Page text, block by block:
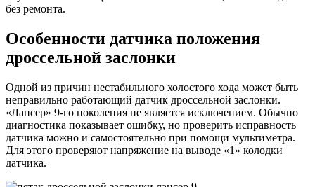
без ремонта.
Особенности датчика положения
дроссельной заслонки
Одной из причин нестабильного холостого хода может быть
неправильно работающий датчик дроссельной заслонки.
«Лансер» 9-го поколения не является исключением. Обычно
диагностика показывает ошибку, но проверить исправность
датчика можно и самостоятельно при помощи мультиметра.
Для этого проверяют напряжение на выводе «1» колодки
датчика.